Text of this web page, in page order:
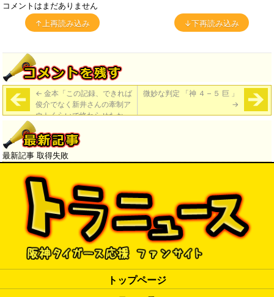
コメントはまだありません
↑上再読み込み
↓下再読み込み
← 金本「この記録、できれば
俊介でなく新井さんの牽制ア
ウトくらいで終わらせたかっ
たですね」
微妙な判定 「神 ４ – ５ 巨 」
→
最新記事 取得失敗
トップページ